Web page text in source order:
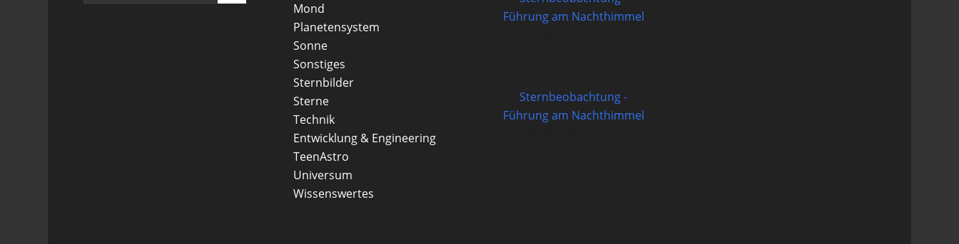
Mond
Planetensystem
Sonne
Sonstiges
Sternbilder
Sterne
Technik
Entwicklung & Engineering
TeenAstro
Universum
Wissenswertes
Führung am Nachthimmel
Sternbeobachtung -
Führung am Nachthimmel